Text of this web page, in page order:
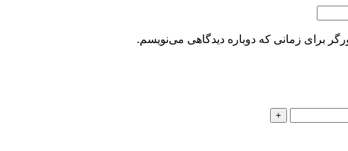
برای زمانی که دوباره دیدگاهی می‌نویسم.